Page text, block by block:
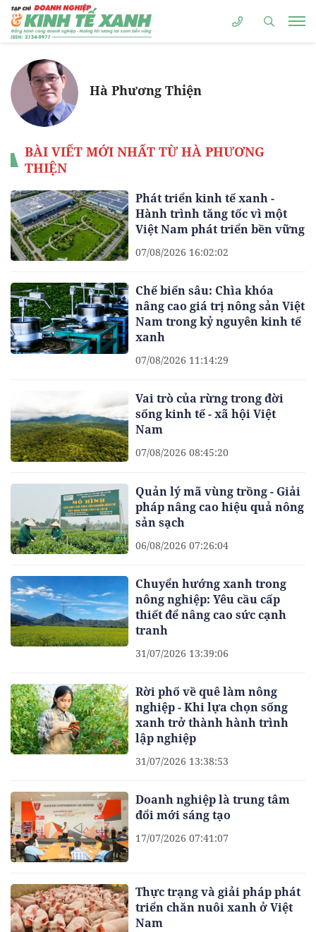
Hà Phương Thiện
BÀI VIẾT MỚI NHẤT TỪ HÀ PHƯƠNG
THIỆN
Phát triển kinh tế xanh -
Hành trình tăng tốc vì một
Việt Nam phát triển bền vững
07/08/2026 16:02:02
Chế biến sâu: Chìa khóa
nâng cao giá trị nông sản Việt
Nam trong kỷ nguyên kinh tế
xanh
07/08/2026 11:14:29
Vai trò của rừng trong đời
sống kinh tế - xã hội Việt
Nam
07/08/2026 08:45:20
Quản lý mã vùng trồng - Giải
pháp nâng cao hiệu quả nông
sản sạch
06/08/2026 07:26:04
Chuyển hướng xanh trong
nông nghiệp: Yêu cầu cấp
thiết để nâng cao sức cạnh
tranh
31/07/2026 13:39:06
Rời phố về quê làm nông
nghiệp - Khi lựa chọn sống
xanh trở thành hành trình
lập nghiệp
31/07/2026 13:38:53
Doanh nghiệp là trung tâm
đổi mới sáng tạo
17/07/2026 07:41:07
Thực trạng và giải pháp phát
triển chăn nuôi xanh ở Việt
Nam